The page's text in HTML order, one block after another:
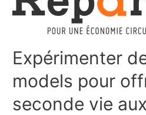
Expérimenter
models pour
seconde vie